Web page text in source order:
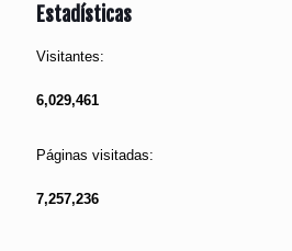
Estadísticas
Visitantes:
6,029,461
Páginas visitadas:
7,257,236